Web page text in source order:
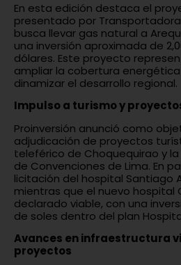
En esta edición destaca el
presentado por
busca llevar gas natural a
una inversión aproximada de
dólares. Este proyecto
ampliar la cobertura
dinamizar el desarrollo regional.
Impulso a turismo y
Proinversión anunció como
adjudicación de proyectos
teleférico de Choquequirao y
de Convenciones de Lima. En
licitación del hospital Santiago
mientras que el nuevo hospital
declarado viable, con una
de soles dentro del plan
Avances en infraestructura
proyectos